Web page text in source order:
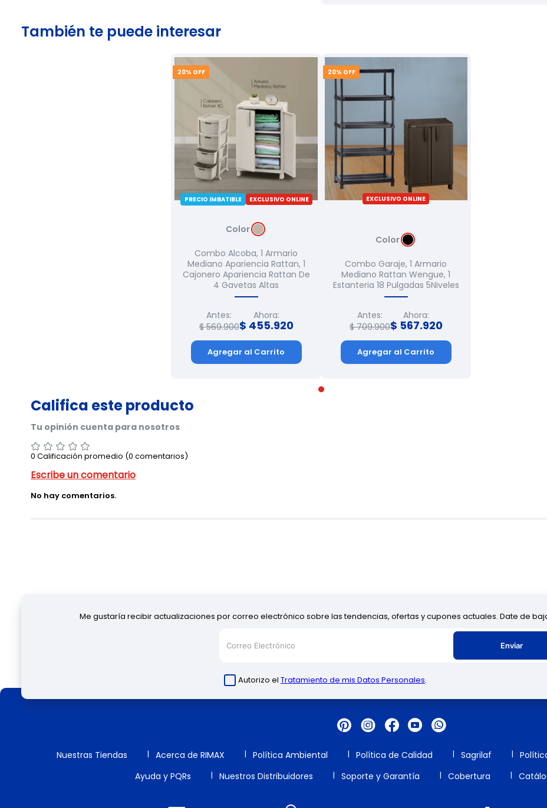
También te puede interesar
20% OFF
PRECIO IMBATIBLE EXCLUSIVO ONLINE
Color
Combo Alcoba, 1 Armario
Mediano Apariencia Rattan, 1
Cajonero Apariencia Rattan De
4 Gavetas Altas
Antes:
$ 569.900
Ahora:
$ 455.920
Agregar al Carrito
20% OFF
EXCLUSIVO ONLINE
Color
Combo Garaje, 1 Armario
Mediano Rattan Wengue, 1
Estanteria 18 Pulgadas 5Niveles
Antes:
$ 709.900
Ahora:
$ 567.920
Agregar al Carrito
0 Calificación promedio (0 comentarios)
No hay comentarios.
Me gustaría recibir actualizaciones por correo electrónico sobre las tendencias, ofertas y cupones actuales. Date de
Enviar
Autorizo el Tratamiento de mis Datos Personales.
Nuestras Tiendas Acerca de RIMAX Política Ambiental Política de Calidad Sagrilaf
Ayuda y PQRs
Nuestros Distribuidores Soporte y Garantía Cobertura